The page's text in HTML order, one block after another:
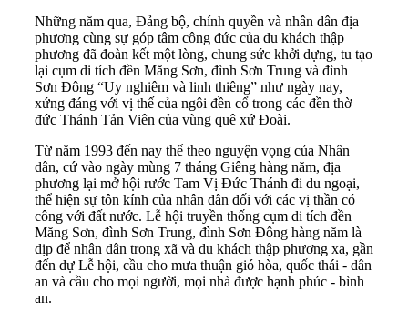
Những năm qua, Đảng bộ, chính quyền và nhân dân địa
phương cùng sự góp tâm công đức của du khách thập
phương đã đoàn kết một lòng, chung sức khởi dựng, tu tạo
lại cụm di tích đền Măng Sơn, đình Sơn Trung và đình
Sơn Đông “Uy nghiêm và linh thiêng” như ngày nay,
xứng đáng với vị thế của ngôi đền cổ trong các đền thờ
đức Thánh Tản Viên của vùng quê xứ Đoài.
Từ năm 1993 đến nay thể theo nguyện vọng của Nhân
dân, cứ vào ngày mùng 7 tháng Giêng hàng năm, địa
phương lại mở hội rước Tam Vị Đức Thánh đi du ngoại,
thể hiện sự tôn kính của nhân dân đối với các vị thần có
công với đất nước. Lễ hội truyền thống cụm di tích đền
Măng Sơn, đình Sơn Trung, đình Sơn Đông hàng năm là
dịp để nhân dân trong xã và du khách thập phương xa, gần
đến dự Lễ hội, cầu cho mưa thuận gió hòa, quốc thái - dân
an và cầu cho mọi người, mọi nhà được hạnh phúc - bình
an.